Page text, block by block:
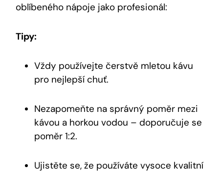
oblíbeného nápoje jako profesionál:
Tipy:
Vždy používejte čerstvě mletou kávu
pro nejlepší chuť.
Nezapomeňte na správný poměr mezi
kávou a horkou vodou – doporučuje se
poměr 1:2.
Ujistěte se, že používáte vysoce kvalitní